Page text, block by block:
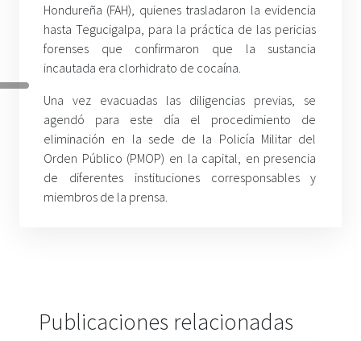
Hondureña (FAH), quienes trasladaron la evidencia
hasta Tegucigalpa, para la práctica de las pericias
forenses que confirmaron que la sustancia
incautada era clorhidrato de cocaína.
Una vez evacuadas las diligencias previas, se
agendó para este día el procedimiento de
eliminación en la sede de la Policía Militar del
Orden Público (PMOP) en la capital, en presencia
de diferentes instituciones corresponsables y
miembros de la prensa.
Publicaciones relacionadas